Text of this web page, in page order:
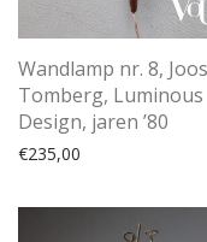
Wandlamp nr. 8,
Tomberg, Luminous
Design, jaren ’80
€235,00